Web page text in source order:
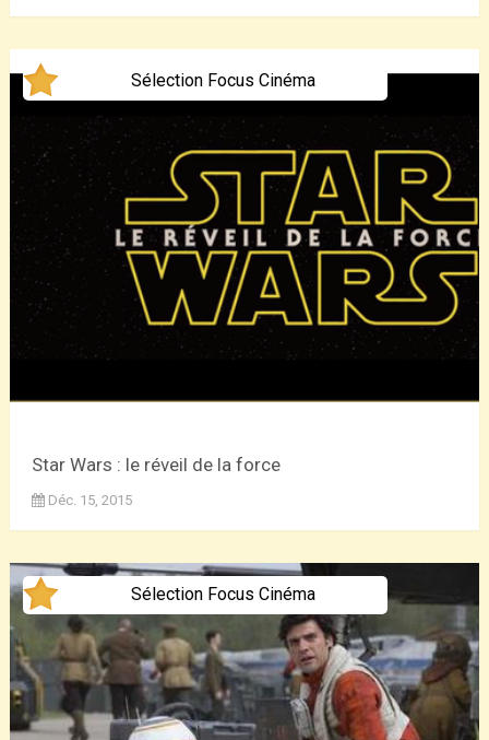
Sélection Focus Cinéma
Star Wars : le réveil de la force
Déc. 15, 2015
Sélection Focus Cinéma